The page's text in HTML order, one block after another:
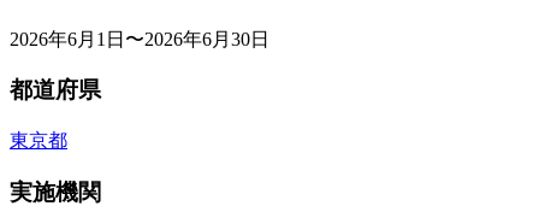
2026年6月1日〜2026年6月30日
都道府県
東京都
実施機関